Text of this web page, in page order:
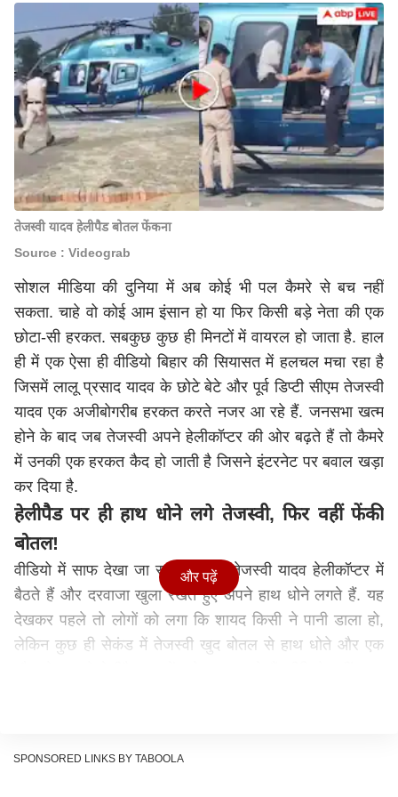
तेजस्वी यादव हेलीपैड बोतल फेंकना
Source : Videograb
सोशल मीडिया की दुनिया में अब कोई भी पल कैमरे से बच नहीं
सकता. चाहे वो कोई आम इंसान हो या फिर किसी बड़े नेता की एक
छोटा-सी हरकत. सबकुछ कुछ ही मिनटों में वायरल हो जाता है. हाल
ही में एक ऐसा ही वीडियो बिहार की सियासत में हलचल मचा रहा है
जिसमें लालू प्रसाद यादव के छोटे बेटे और पूर्व डिप्टी सीएम तेजस्वी
यादव एक अजीबोगरीब हरकत करते नजर आ रहे हैं. जनसभा खत्म
होने के बाद जब तेजस्वी अपने हेलीकॉप्टर की ओर बढ़ते हैं तो कैमरे
में उनकी एक हरकत कैद हो जाती है जिसने इंटरनेट पर बवाल खड़ा
कर दिया है.
हेलीपैड पर ही हाथ धोने लगे तेजस्वी, फिर वहीं फेंकी
बोतल!
वीडियो में साफ देखा जा सकता है कि तेजस्वी यादव हेलीकॉप्टर में
बैठते हैं और दरवाजा खुला रखते हुए अपने हाथ धोने लगते हैं. यह
देखकर पहले तो लोगों को लगा कि शायद किसी ने पानी डाला हो,
लेकिन कुछ ही सेकंड में तेजस्वी खुद बोतल से हाथ धोते और एक
और पढ़ें
SPONSORED LINKS BY TABOOLA